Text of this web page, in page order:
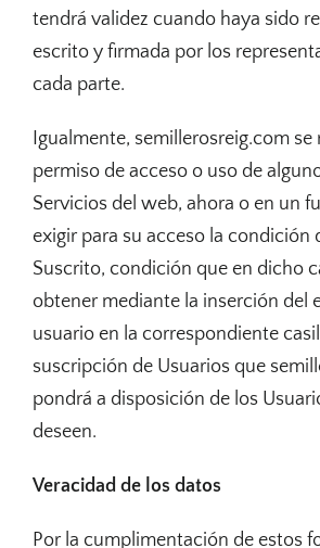
tendrá validez cuando haya sido
escrito y firmada por los
cada parte.
Igualmente, semillerosreig.com se
permiso de acceso o uso de
Servicios del web, ahora o en un
exigir para su acceso la condición
Suscrito, condición que en dicho
obtener mediante la inserción del
usuario en la correspondiente
suscripción de Usuarios que
pondrá a disposición de los
deseen.
Veracidad de los datos
Por la cumplimentación de estos